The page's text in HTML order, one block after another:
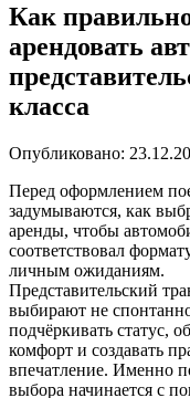
Как
арендовать
класса
Опубликовано:
Перед оформлением
задумываются, как
аренды, чтобы
соответствовал
личным ожиданиям.
Представительский
выбирают не
подчёркивать статус,
комфорт и создавать
впечатление. Именно
выбора начинается с